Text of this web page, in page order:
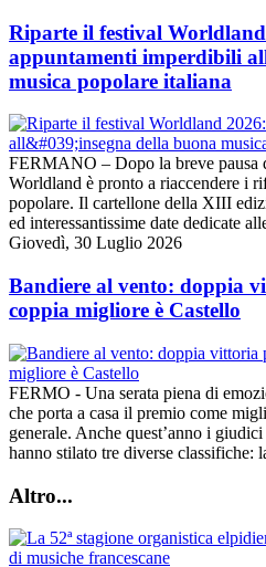
Riparte il festival
appuntamenti imperdibili
musica popolare italiana
FERMANO – Dopo la breve pausa
Worldland è pronto a riaccendere i
popolare. Il cartellone della XIII
ed interessantissime date dedicate
Giovedì, 30 Luglio 2026
Bandiere al vento: doppia
coppia migliore è Castello
FERMO - Una serata piena di
che porta a casa il premio come
generale. Anche quest’anno i
hanno stilato tre diverse classifiche:
Altro...